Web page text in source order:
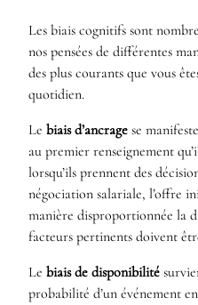
Les biais cognitifs sont
nos pensées de différentes
des plus courants que vous
quotidien.
Le biais d’ancrage se
au premier renseignement
lorsqu’ils prennent des
négociation salariale, l’offre
manière disproportionnée la
facteurs pertinents doivent
Le biais de disponibilité
probabilité d’un événement